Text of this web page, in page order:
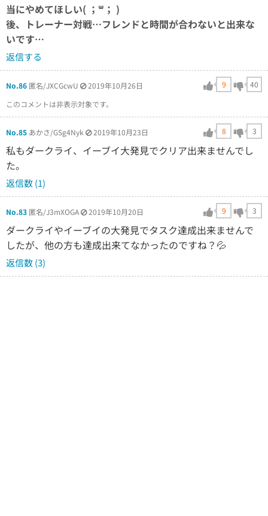
当にやめてほしい( ；꒳​； )
後、トレーナー対戦…フレンドと時間が合わないと出来な
いです…
返信する
No.86 匿名/JXCGcwU 2019年10月26日 9
40
このコメントは非表示対象です。
No.85 あかさ/GSg4Nyk 2019年10月23日 8 3
私もダークライ、イーブイ大発見でクリア出来ませんでし
た。
返信数 (1)
No.83 匿名/J3mXOGA 2019年10月20日 9 3
ダークライやイーブイの大発見でタスク達成出来ませんで
したが、他の方も達成出来てなかったのですね？💦
返信数 (3)